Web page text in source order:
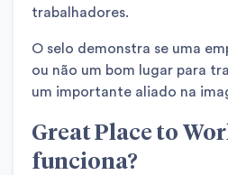
trabalhadores.
O selo demonstra se uma
ou não um bom lugar para
um importante aliado na
Great Place to
funciona?